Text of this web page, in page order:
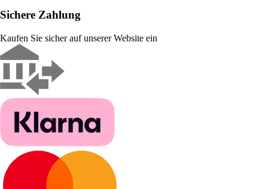
Sichere Zahlung
Kaufen Sie sicher auf unserer Website ein